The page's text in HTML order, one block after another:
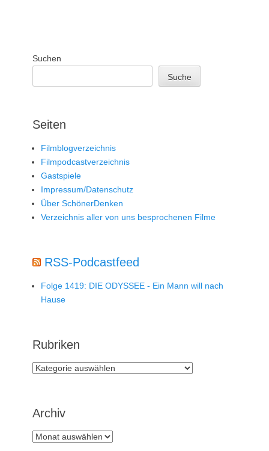
Suchen
Suche
Seiten
Filmblogverzeichnis
Filmpodcastverzeichnis
Gastspiele
Impressum/Datenschutz
Über SchönerDenken
Verzeichnis aller von uns besprochenen Filme
RSS-Podcastfeed
Folge 1419: DIE ODYSSEE - Ein Mann will nach
Hause
Rubriken
Rubriken
Archiv
Archiv